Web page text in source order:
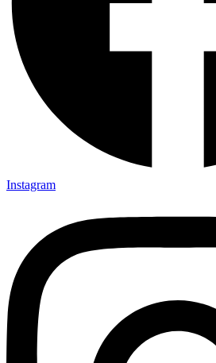
Instagram